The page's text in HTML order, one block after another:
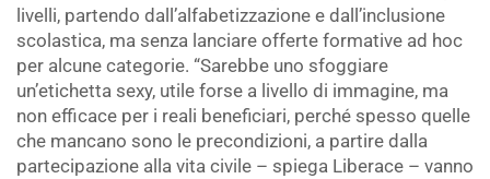
livelli, partendo dall’alfabetizzazione e dall’inclusione
scolastica, ma senza lanciare offerte formative ad hoc
per alcune categorie. “Sarebbe uno sfoggiare
un’etichetta sexy, utile forse a livello di immagine, ma
non efficace per i reali beneficiari, perché spesso quelle
che mancano sono le precondizioni, a partire dalla
partecipazione alla vita civile – spiega Liberace – vanno